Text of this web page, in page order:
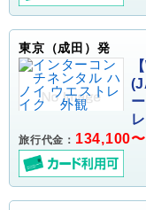
東京（成田）発
旅行代金： 134,100